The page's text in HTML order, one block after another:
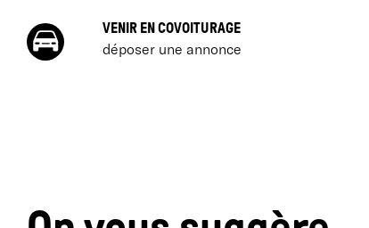
VENIR EN COVOITURAGE
déposer une annonce